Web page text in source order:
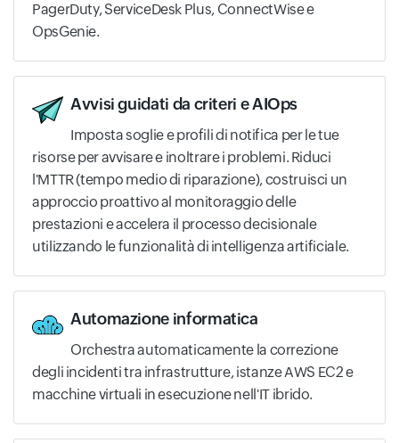
PagerDuty, ServiceDesk Plus, ConnectWise e
OpsGenie.
Avvisi guidati da criteri e AIOps
Imposta soglie e profili di notifica per le tue
risorse per avvisare e inoltrare i problemi. Riduci
l'MTTR (tempo medio di riparazione), costruisci un
approccio proattivo al monitoraggio delle
prestazioni e accelera il processo decisionale
utilizzando le funzionalità di intelligenza artificiale.
Automazione informatica
Orchestra automaticamente la correzione
degli incidenti tra infrastrutture, istanze AWS EC2 e
macchine virtuali in esecuzione nell'IT ibrido.